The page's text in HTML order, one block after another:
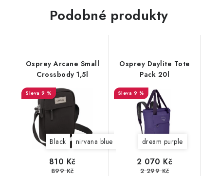
Podobné produkty
Osprey Arcane Small
Crossbody 1,5l
9 %
Black nirvana blue heather
810 Kč
899 Kč
Osprey Daylite Tote
Pack 20l
9 %
dream purple
2 070 Kč
2 299 Kč